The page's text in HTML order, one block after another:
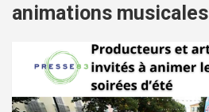
animations musicales